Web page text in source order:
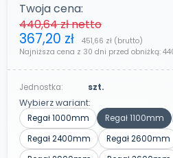
Twoja cena:
440,64 złnetto
367,20 zł 451,66 zł (brutto)
Najniższa cena z 30 dni przed obniżką:
Jednostka: szt.
Wybierz wariant:
Regał 1000mm Regał 1100mm
Regał 2400mm
Regał 2600mm